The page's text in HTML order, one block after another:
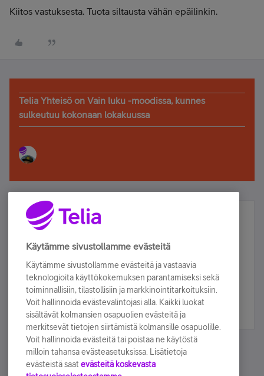
Kiitos vastuksesta. Tuota siltausta vähän epäilinkin.
Telia Yhteisö on Vain luku -moodissa, kunnes
sulkeutuu kokonaan lokakuussa
Älä jää paitsi – osallistu ja voita!
Tilaa Telian uutiskirje ja olet mukana arvonnassa.
sähköpostiisi.
Tilaa nyt
Käytämme sivustollamme evästeitä
Käytämme sivustollamme evästeitä ja vastaavia
teknologioita käyttökokemuksen parantamiseksi sekä
toiminnallisiin, tilastollisiin ja markkinointitarkoituksiin.
Voit hallinnoida evästevalintojasi alla. Kaikki luokat
sisältävät kolmansien osapuolien evästeitä ja
merkitsevät tietojen siirtämistä kolmansille osapuolille.
Voit hallinnoida evästeitä tai poistaa ne käytöstä
milloin tahansa evästeasetuksissa. Lisätietoja
evästeistä saat evästeitä koskevasta